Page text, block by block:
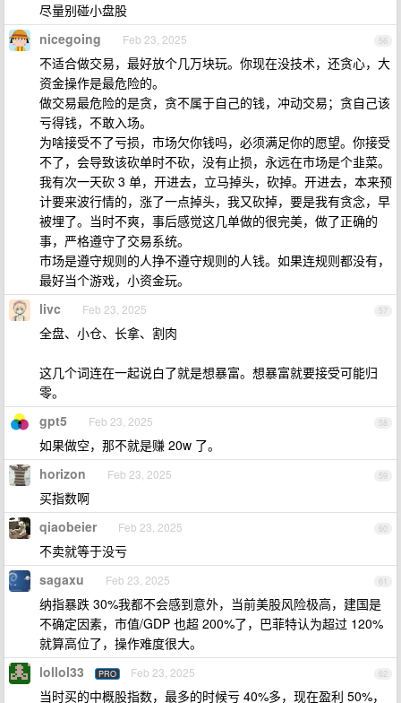
尽量别碰小盘股
56
nicegoing Feb 23, 2025
不适合做交易，最好放个几万块玩。你现在没技术，还贪心，大
资金操作是最危险的。
做交易最危险的是贪，贪不属于自己的钱，冲动交易；贪自己该
亏得钱，不敢入场。
为啥接受不了亏损，市场欠你钱吗，必须满足你的愿望。你接受
不了，会导致该砍单时不砍，没有止损，永远在市场是个韭菜。
我有次一天砍 3 单，开进去，立马掉头，砍掉。开进去，本来预
计要来波行情的，涨了一点掉头，我又砍掉，要是我有贪念，早
被埋了。当时不爽，事后感觉这几单做的很完美，做了正确的
事，严格遵守了交易系统。
市场是遵守规则的人挣不遵守规则的人钱。如果连规则都没有，
最好当个游戏，小资金玩。
57
livc Feb 23, 2025
全盘、小仓、长拿、割肉
这几个词连在一起说白了就是想暴富。想暴富就要接受可能归
零。
58
gpt5 Feb 23, 2025
如果做空，那不就是赚 20w 了。
59
horizon Feb 23, 2025
买指数啊
60
qiaobeier Feb 23, 2025
不卖就等于没亏
61
sagaxu Feb 23, 2025
纳指暴跌 30%我都不会感到意外，当前美股风险极高，建国是
不确定因素，市值/GDP 也超 200%了，巴菲特认为超过 120%
就算高位了，操作难度很大。
62
lollol33 PRO Feb 23, 2025
当时买的中概股指数，最多的时候亏 40%多，现在盈利 50%，